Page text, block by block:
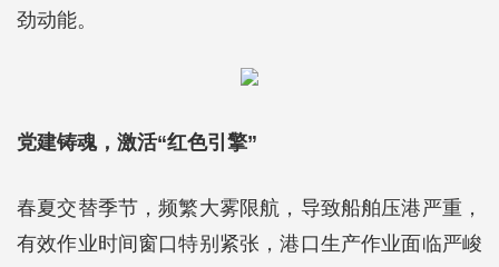
劲动能。
党建铸魂，激活“红色引擎”
春夏交替季节，频繁大雾限航，导致船舶压港严重，
有效作业时间窗口特别紧张，港口生产作业面临严峻